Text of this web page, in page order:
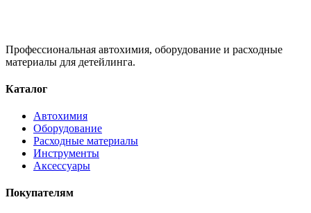
Профессиональная автохимия, оборудование и расходные
материалы для детейлинга.
Каталог
Автохимия
Оборудование
Расходные материалы
Инструменты
Аксессуары
Покупателям